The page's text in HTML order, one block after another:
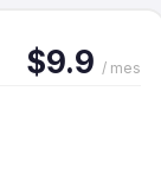
$9.9 / mes